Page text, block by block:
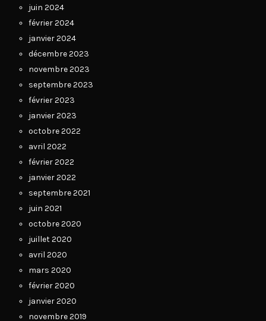
juin 2024
février 2024
janvier 2024
décembre 2023
novembre 2023
septembre 2023
février 2023
janvier 2023
octobre 2022
avril 2022
février 2022
janvier 2022
septembre 2021
juin 2021
octobre 2020
juillet 2020
avril 2020
mars 2020
février 2020
janvier 2020
novembre 2019